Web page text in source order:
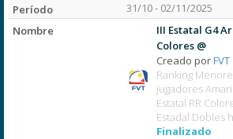
31/10 - 02/11/2025
III Estatal G4
Colores @
Creado porFVT
Ranking
jugadores
Estatal RR
Estadal Dobles
Finalizado